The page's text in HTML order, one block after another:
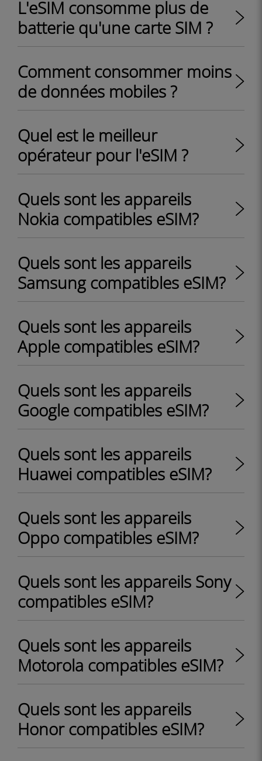
L'eSIM consomme plus de
batterie qu'une carte SIM ?
Comment consommer moins
de données mobiles ?
Quel est le meilleur
opérateur pour l'eSIM ?
Quels sont les appareils
Nokia compatibles eSIM?
Quels sont les appareils
Samsung compatibles eSIM?
Quels sont les appareils
Apple compatibles eSIM?
Quels sont les appareils
Google compatibles eSIM?
Quels sont les appareils
Huawei compatibles eSIM?
Quels sont les appareils
Oppo compatibles eSIM?
Quels sont les appareils Sony
compatibles eSIM?
Quels sont les appareils
Motorola compatibles eSIM?
Quels sont les appareils
Honor compatibles eSIM?